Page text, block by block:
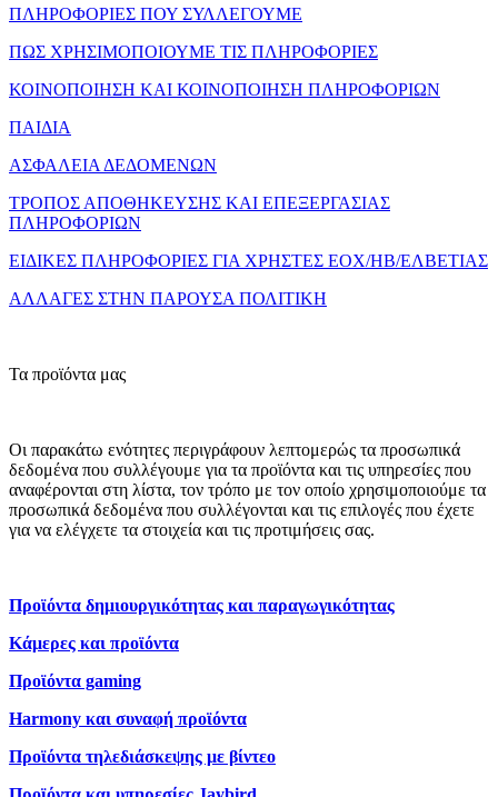
ΠΛΗΡΟΦΟΡΙΕΣ ΠΟΥ ΣΥΛΛΕΓΟΥΜΕ
ΠΩΣ ΧΡΗΣΙΜΟΠΟΙΟΥΜΕ ΤΙΣ ΠΛΗΡΟΦΟΡΙΕΣ
ΚΟΙΝΟΠΟΙΗΣΗ ΚΑΙ ΚΟΙΝΟΠΟΙΗΣΗ ΠΛΗΡΟΦΟΡΙΩΝ
ΠΑΙΔΙΑ
ΑΣΦΑΛΕΙΑ ΔΕΔΟΜΕΝΩΝ
ΤΡΟΠΟΣ ΑΠΟΘΗΚΕΥΣΗΣ ΚΑΙ ΕΠΕΞΕΡΓΑΣΙΑΣ
ΠΛΗΡΟΦΟΡΙΩΝ
ΕΙΔΙΚΕΣ ΠΛΗΡΟΦΟΡΙΕΣ ΓΙΑ ΧΡΗΣΤΕΣ ΕΟΧ/ΗΒ/ΕΛΒΕΤΙΑΣ
ΑΛΛΑΓΕΣ ΣΤΗΝ ΠΑΡΟΥΣΑ ΠΟΛΙΤΙΚΗ
Τα προϊόντα μας
Οι παρακάτω ενότητες περιγράφουν λεπτομερώς τα προσωπικά
δεδομένα που συλλέγουμε για τα προϊόντα και τις υπηρεσίες που
αναφέρονται στη λίστα, τον τρόπο με τον οποίο χρησιμοποιούμε τα
προσωπικά δεδομένα που συλλέγονται και τις επιλογές που έχετε
για να ελέγχετε τα στοιχεία και τις προτιμήσεις σας.
Προϊόντα δημιουργικότητας και παραγωγικότητας
Κάμερες και προϊόντα
Προϊόντα gaming
Harmony και συναφή προϊόντα
Προϊόντα τηλεδιάσκεψης με βίντεο